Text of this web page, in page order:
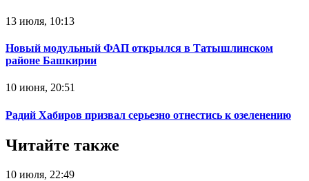
13 июля, 10:13
Новый модульный ФАП открылся в Татышлинском
районе Башкирии
10 июня, 20:51
Радий Хабиров призвал серьезно отнестись к озеленению
Читайте также
10 июля, 22:49